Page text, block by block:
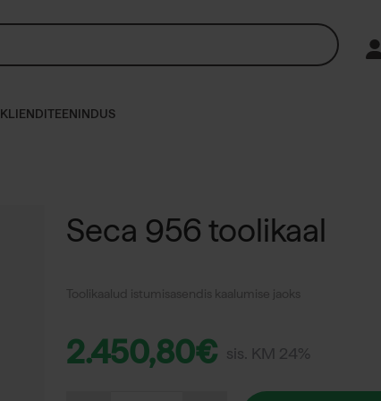
KLIENDITEENINDUS
Seca 956 toolikaal
Toolikaalud istumisasendis kaalumise jaoks
2.450,80€ sis. KM 24%